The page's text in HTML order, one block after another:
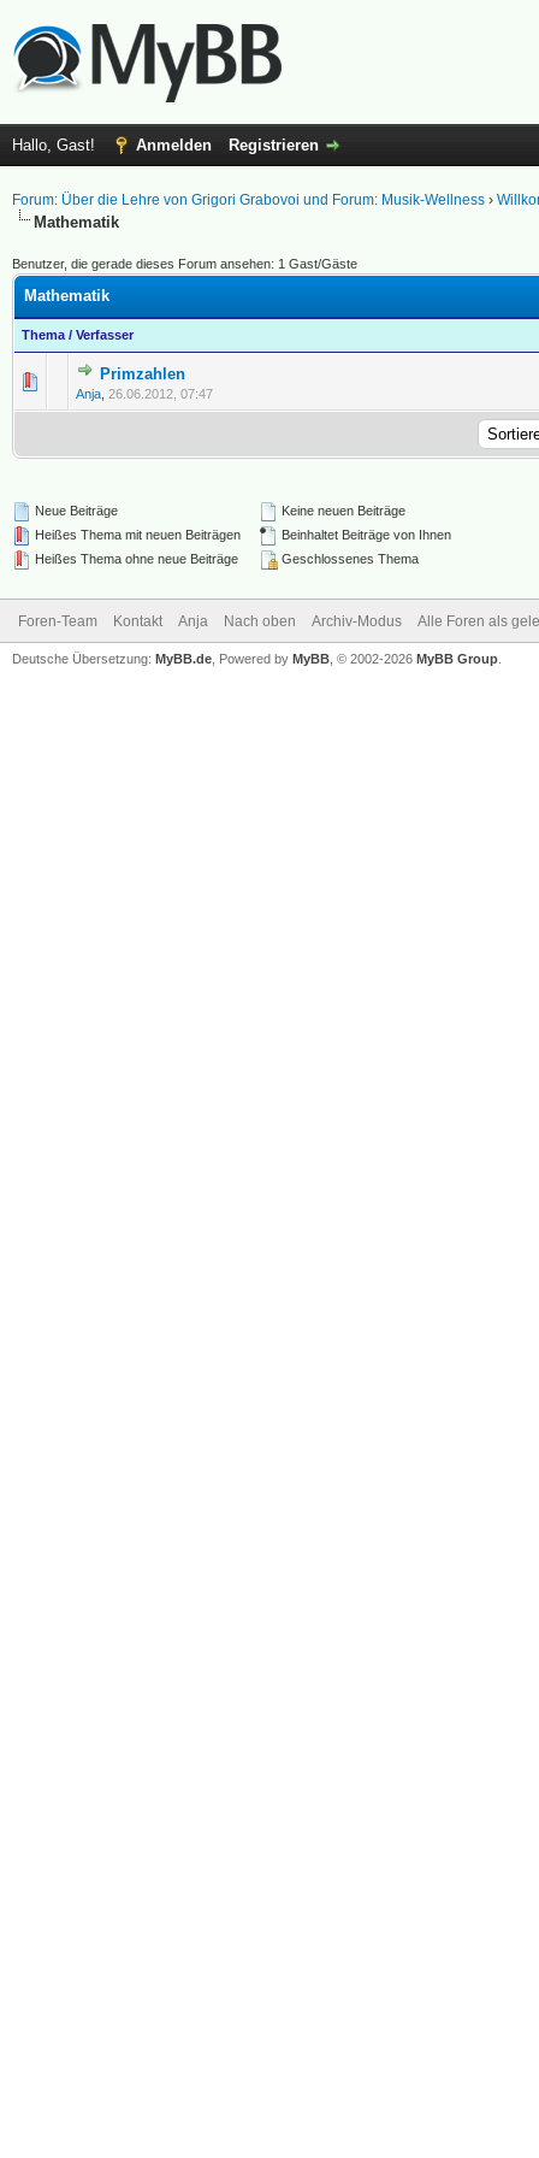
Hallo, Gast! Anmelden Registrieren
Forum: Über die Lehre von Grigori Grabovoi und Forum: Musik-Wellness ›
Mathematik
Benutzer, die gerade dieses Forum ansehen: 1 Gast/Gäste
Mathematik
Thema / Verfasser
Primzahlen
Anja 26.06.2012, 07:47
0 Bewertung(en) - 0 von 5 durchschnittlich
Neue Beiträge
Heißes Thema mit neuen Beiträgen
Heißes Thema ohne neue Beiträge
Keine neuen Beiträge
Beinhaltet Beiträge von Ihnen
Geschlossenes Thema
Foren-Team Kontakt Anja Nach oben Archiv-Modus Alle Foren als
Deutsche Übersetzung: MyBB.de , Powered by MyBB , © 2002-2026 MyBB Group